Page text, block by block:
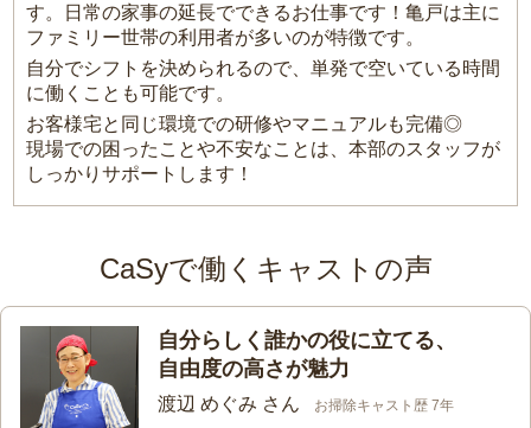
す。日常の家事の延長でできるお仕事です！亀戸は主に
ファミリー世帯の利用者が多いのが特徴です。
自分でシフトを決められるので、単発で空いている時間
に働くことも可能です。
お客様宅と同じ環境での研修やマニュアルも完備◎
現場での困ったことや不安なことは、本部のスタッフが
しっかりサポートします！
CaSyで働くキャストの声
自分らしく誰かの役に立てる、
自由度の高さが魅力
渡辺 めぐみ さん お掃除キャスト歴 7年